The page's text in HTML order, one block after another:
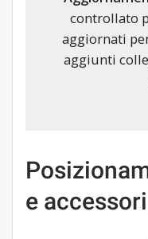
controllato
aggiornati
aggiunti
e accessori